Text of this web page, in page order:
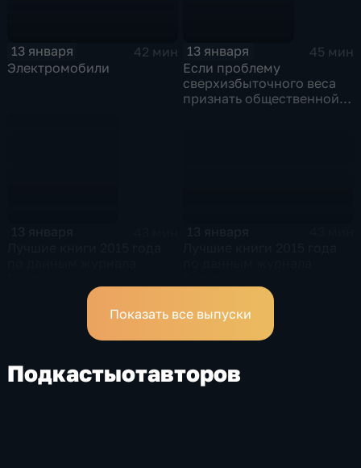
13 января
42 мин
Электромобили
13 января
45 мин
Если проблему
сверхизбыточного веса
признать общественной
Показать все выпуски
Подкастыотавторов